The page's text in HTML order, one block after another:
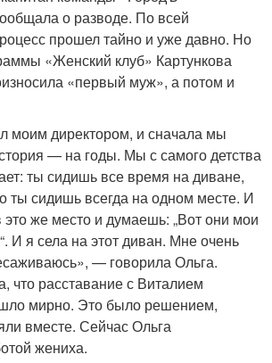
о разводе. По всей
прошел тайно и уже давно. Но
«Женский клуб» Картункова
«первый муж», а потом и
моим директором, и сначала мы
— на годы. Мы с самого детства
ты сидишь все время на диване,
ты сидишь всегда на одном месте. И
же место и думаешь: „Вот они мои
И я села на этот диван. Мне очень
— говорила Ольга.
что расставание с Виталием
мирно. Это было решением,
вместе. Сейчас Ольга
жениха.